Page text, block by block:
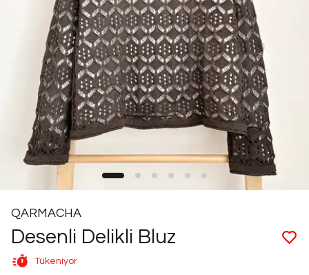
QARMACHA
Desenli Delikli Bluz
Tükeniyor